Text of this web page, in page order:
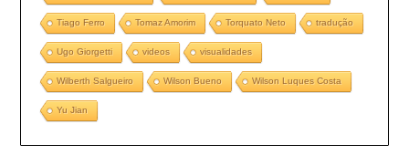
Tiago Ferro Tomaz Amorim Torquato Neto tradução
Ugo Giorgetti videos visualidades
Wilberth Salgueiro Wilson Bueno Wilson Luques Costa
Yu Jian